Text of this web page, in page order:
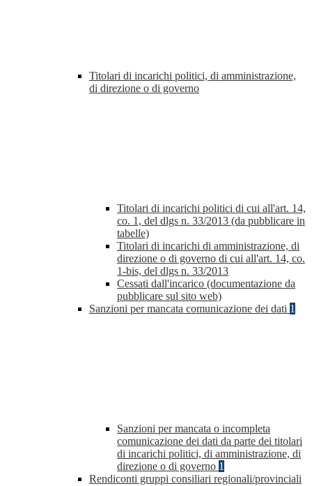
Titolari di incarichi politici, di amministrazione,
di direzione o di governo
Titolari di incarichi politici di cui all'art. 14,
co. 1, del dlgs n. 33/2013 (da pubblicare in
tabelle)
Titolari di incarichi di amministrazione, di
direzione o di governo di cui all'art. 14, co.
1-bis, del dlgs n. 33/2013
Cessati dall'incarico (documentazione da
pubblicare sul sito web)
Sanzioni per mancata comunicazione dei dati 1
Sanzioni per mancata o incompleta
comunicazione dei dati da parte dei titolari
di incarichi politici, di amministrazione, di
direzione o di governo 1
Rendiconti gruppi consiliari regionali/provinciali